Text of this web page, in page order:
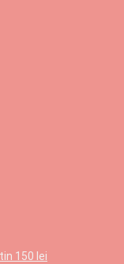
150 lei